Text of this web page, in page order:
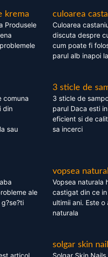
krema
Produsele
culoarea
Culoarea
discuta despre
cum poate fi
parul alb inapoi
comuna
din
sau
3 sticle de
3 sticle de
parul Daca esti
eficient si de
sa incerci
ale
vopsea
Vopsea naturala
castigat din ce
ultimii ani. Este
naturala
solgar skin